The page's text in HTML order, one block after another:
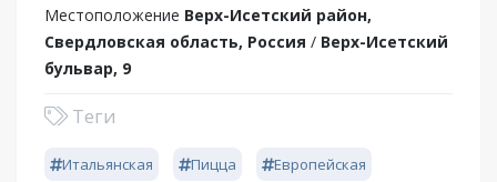
Местоположение Верх-Исетский район,
Свердловская область, Россия / Верх-Исетский
бульвар, 9
Теги
Итальянская Пицца Европейская